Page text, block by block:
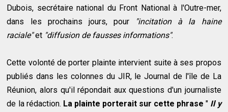
Dubois, secrétaire national du Front National à l'Outre-mer,
dans les prochains jours, pour
"incitation à la haine
raciale"et "diffusion de fausses informations".
Cette volonté de porter plainte intervient suite à ses propos
publiésdans les colonnes du JIR, le Journal de l'île de La
Réunion, alors qu'il répondait aux questions d'un journaliste
de la rédaction. La plainte porterait sur cette phrase " Il y